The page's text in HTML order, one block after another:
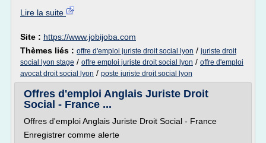
Lire la suite
Site : https://www.jobijoba.com
Thèmes liés : offre d'emploi juriste droit social lyon / juriste droit
social lyon stage / offre emploi juriste droit social lyon / offre d'emploi
avocat droit social lyon / poste juriste droit social lyon
Offres d'emploi Anglais Juriste Droit
Social - France ...
Offres d'emploi Anglais Juriste Droit Social - France
Enregistrer comme alerte